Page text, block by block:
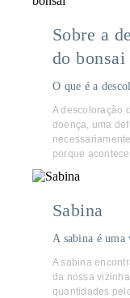
Sobre a
do bonsai
O que é a
A descoloração
doença, uma
porque
Sabina
A sabina é
A sabina
da nossa
quantidades